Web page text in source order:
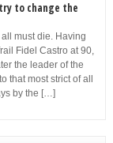
to change the
must die. Having
Fidel Castro at 90,
the leader of the
that most strict of all
by the […]